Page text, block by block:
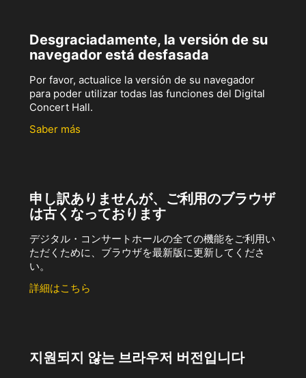
Desgraciadamente, la versión de su
navegador está desfasada
Por favor, actualice la versión de su navegador
para poder utilizar todas las funciones del Digital
Concert Hall.
Saber más
申し訳ありませんが、ご利用のブラウザ
は古くなっております
デジタル・コンサートホールの全ての機能をご利用い
ただくために、ブラウザを最新版に更新してくださ
い。
詳細はこちら
지원되지 않는 브라우저 버전입니다